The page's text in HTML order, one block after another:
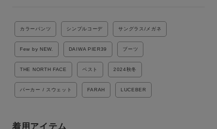
カラーパンツ シンプルコーデ サングラス/メガネ
Few by NEW. DAIWA PIER39 ブーツ
THE NORTH FACE ベスト 2024秋冬
パーカー / スウェット FARAH LUCEBER
着用アイテム